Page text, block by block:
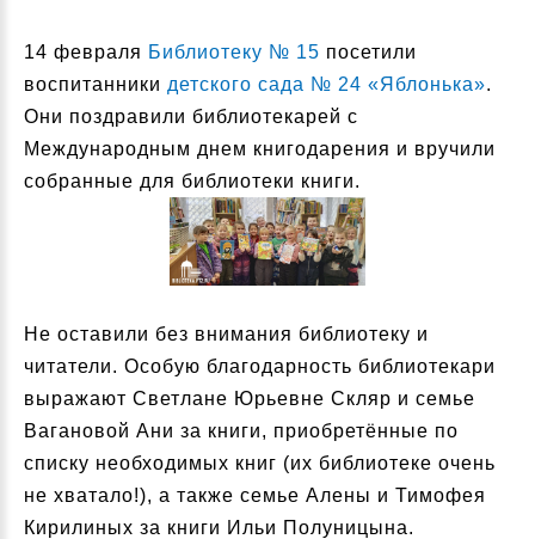
14 февраля Библиотеку № 15 посетили
воспитанники детского сада № 24 «Яблонька».
Они поздравили библиотекарей с
Международным днем книгодарения и вручили
собранные для библиотеки книги.
Не оставили без внимания библиотеку и
читатели. Особую благодарность библиотекари
выражают Светлане Юрьевне Скляр и семье
Вагановой Ани за книги, приобретённые по
списку необходимых книг (их библиотеке очень
не хватало!), а также семье Алены и Тимофея
Кирилиных за книги Ильи Полуницына.